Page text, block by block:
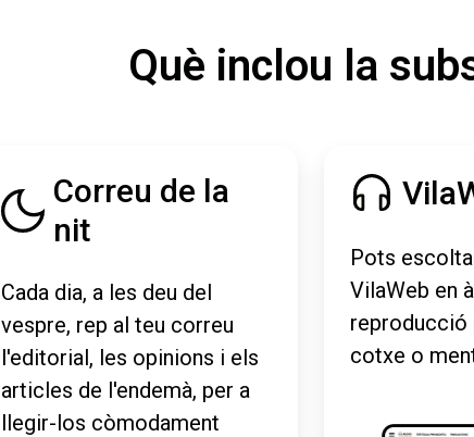
Què inclou la
Correu de la
nit
Cada dia, a les deu del
vespre, rep al teu correu
l'editorial, les opinions i els
articles de l'endemà, per a
llegir-los còmodament
Pots
VilaWeb en
reproducció
cotxe o